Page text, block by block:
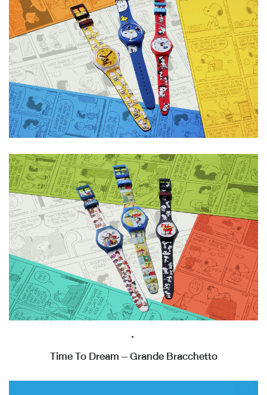
.
Time To Dream – Grande Bracchetto